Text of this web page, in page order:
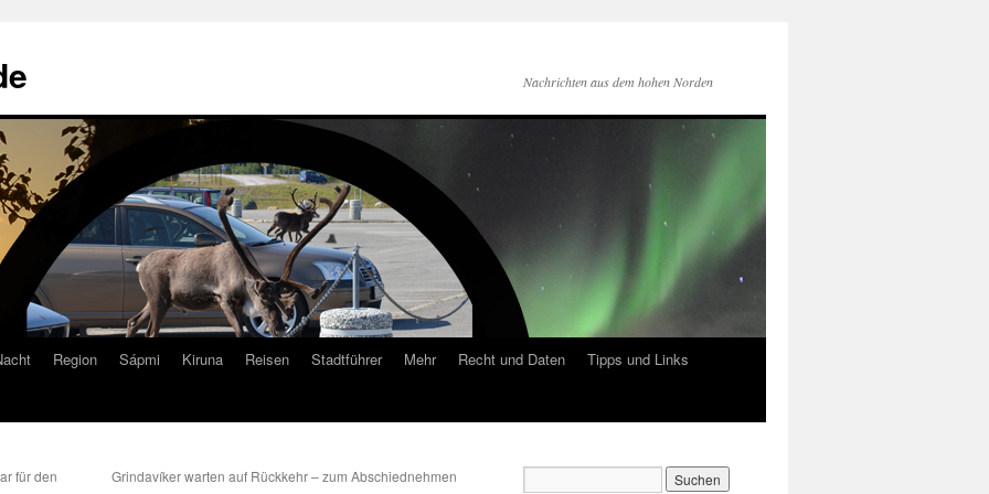
Nachrichten aus dem hohen Norden
Region Sápmi Kiruna Reisen Stadtführer Mehr Recht und Daten
Tipps und Links
für den
Grindavíker warten auf Rückkehr – zum Abschiednehmen